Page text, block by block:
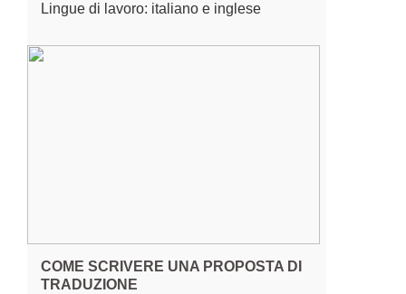
Lingue di lavoro: italiano e inglese
COME SCRIVERE UNA PROPOSTA DI
TRADUZIONE